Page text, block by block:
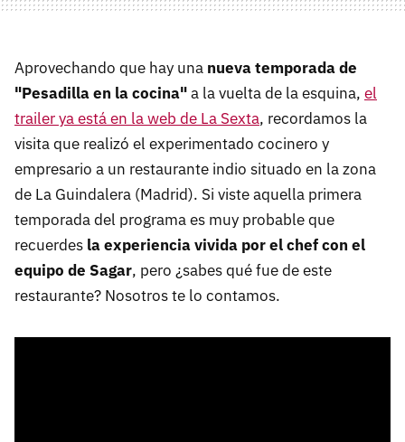
Aprovechando que hay una nueva temporada de
"Pesadilla en la cocina"a la vuelta de la esquina, el
trailer ya está en la web de La Sexta, recordamos la
visita que realizó el experimentado cocinero y
empresario a un restaurante indio situado en la zona
de La Guindalera (Madrid). Si viste aquella primera
temporada del programa es muy probable que
recuerdes la experiencia vivida por el chef con el
equipo de Sagar, pero ¿sabes qué fue de este
restaurante? Nosotros te lo contamos.